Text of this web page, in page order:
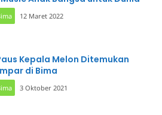
12 Maret 2022
Kepala Melon Ditemukan
di Bima
3 Oktober 2021